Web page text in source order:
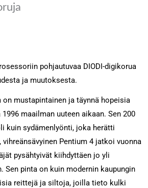
pohjautuvaa DIODI-digikorua
ja muutoksesta.
on mustapintainen ja täynnä hopeisia
maailman uuteen aikaan. Sen 200
kuin sydämenlyönti, joka herätti
Pentium 4 jatkoi vuonna
pysähtyivät kiihdyttäen jo yli
Sen pinta on kuin modernin kaupungin
reittejä ja siltoja, joilla tieto kulki